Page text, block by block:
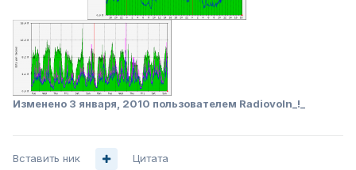
Изменено 3 января, 2010 пользователем Radiovoln_!_
Вставить ник Цитата